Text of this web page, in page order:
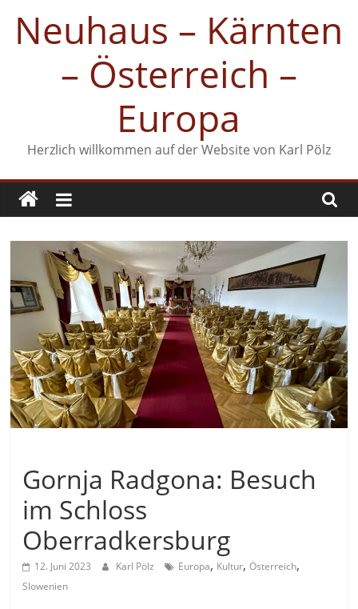
Inhalt
springen
Neuhaus – Kärnten
– Österreich –
Europa
Herzlich willkommen auf der Website von Karl Pölz
Gornja Radgona: Besuch
im Schloss
Oberradkersburg
12. Juni 2023 Karl Pölz Europa, Kultur,Österreich,
Slowenien